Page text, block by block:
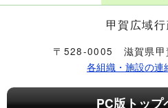
甲賀広域
〒528-0005 滋賀県甲
各組織・施設の連
PC版トップ